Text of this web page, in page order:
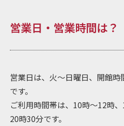
営業日・営業時間は？
営業日は、火～日曜日、開館
です。
ご利用時間帯は、10時～12時
20時30分です。